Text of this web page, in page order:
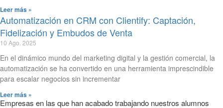
Leer más »
Automatización en CRM con Clientify: Captación,
Fidelización y Embudos de Venta
10 Ago. 2025
En el dinámico mundo del marketing digital y la gestión comercial, la
automatización se ha convertido en una herramienta imprescindible
para escalar negocios sin incrementar
Leer más »
Empresas en las que han acabado trabajando nuestros alumnos